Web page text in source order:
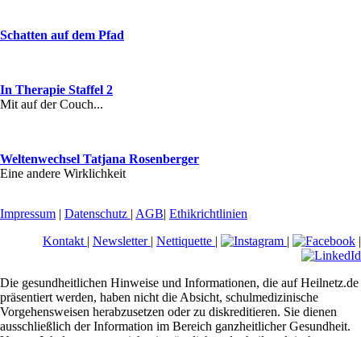
Schatten auf dem Pfad
In Therapie Staffel 2
Mit auf der Couch...
Weltenwechsel Tatjana Rosenberger
Eine andere Wirklichkeit
Impressum | Datenschutz | AGB| Ethikrichtlinien
Kontakt | Newsletter | Nettiquette | | |
Die gesundheitlichen Hinweise und Informationen, die auf Heilnetz.de
präsentiert werden, haben nicht die Absicht, schulmedizinische
Vorgehensweisen herabzusetzen oder zu diskreditieren. Sie dienen
ausschließlich der Information im Bereich ganzheitlicher Gesundheit.